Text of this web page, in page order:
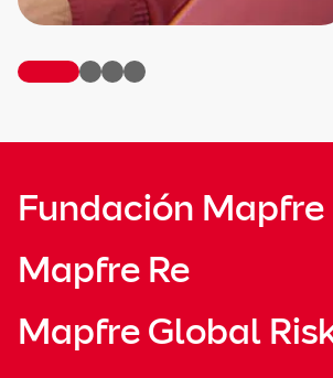
Fundación Mapfre
Mapfre Re
Mapfre Global